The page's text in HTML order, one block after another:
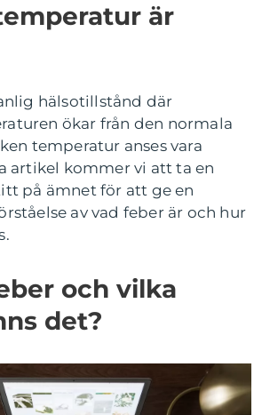
är
hälsotillstånd där
ökar från den normala
temperatur anses vara
artikel kommer vi att ta en
på ämnet för att ge en
av vad feber är och hur
och vilka
det?